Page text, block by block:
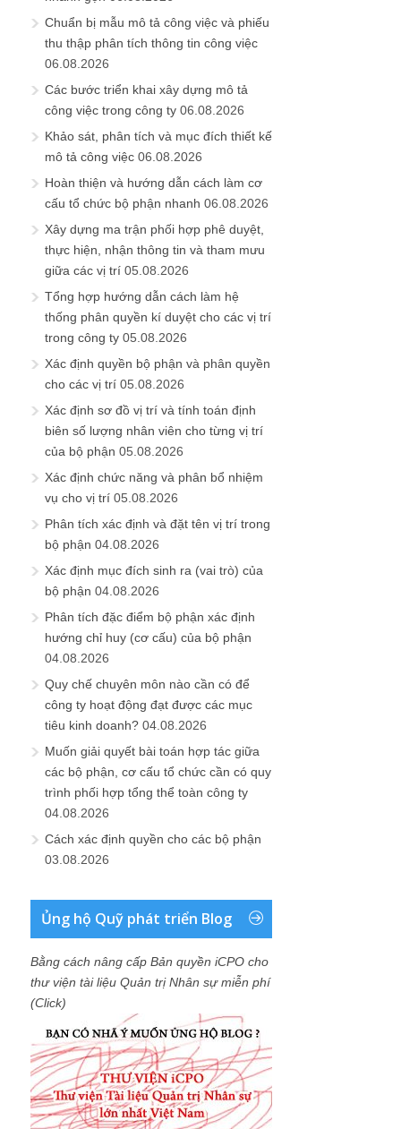
Chuẩn bị mẫu mô tả công việc và phiếu
thu thập phân tích thông tin công việc
06.08.2026
Các bước triển khai xây dựng mô tả
công việc trong công ty 06.08.2026
Khảo sát, phân tích và mục đích thiết kế
mô tả công việc 06.08.2026
Hoàn thiện và hướng dẫn cách làm cơ
cấu tổ chức bộ phận nhanh 06.08.2026
Xây dựng ma trận phối hợp phê duyệt,
thực hiện, nhận thông tin và tham mưu
giữa các vị trí 05.08.2026
Tổng hợp hướng dẫn cách làm hệ
thống phân quyền kí duyệt cho các vị trí
trong công ty 05.08.2026
Xác định quyền bộ phận và phân quyền
cho các vị trí 05.08.2026
Xác định sơ đồ vị trí và tính toán định
biên số lượng nhân viên cho từng vị trí
của bộ phận 05.08.2026
Xác định chức năng và phân bổ nhiệm
vụ cho vị trí 05.08.2026
Phân tích xác định và đặt tên vị trí trong
bộ phận 04.08.2026
Xác định mục đích sinh ra (vai trò) của
bộ phận 04.08.2026
Phân tích đặc điểm bộ phận xác định
hướng chỉ huy (cơ cấu) của bộ phận
04.08.2026
Quy chế chuyên môn nào cần có để
công ty hoạt động đạt được các mục
tiêu kinh doanh? 04.08.2026
Muốn giải quyết bài toán hợp tác giữa
các bộ phận, cơ cấu tổ chức cần có quy
trình phối hợp tổng thể toàn công ty
04.08.2026
Cách xác định quyền cho các bộ phận
03.08.2026
Ủng hộ Quỹ phát triển Blog
Bằng cách nâng cấp Bản quyền iCPO cho
thư viện tài liệu Quản trị Nhân sự miễn phí
(Click)